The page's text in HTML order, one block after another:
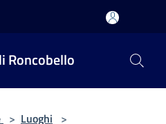
Roncobello
> Luoghi >